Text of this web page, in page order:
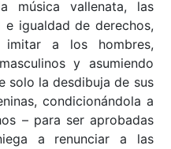
música vallenata, las
e igualdad de derechos,
a los hombres,
y asumiendo
solo la desdibuja de sus
condicionándola a
– para ser aprobadas
a renunciar a las